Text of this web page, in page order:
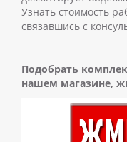
Узнать стоимость
связавшись с
Подобрать
нашем магазине,